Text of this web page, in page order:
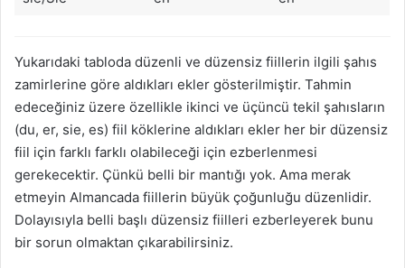
Yukarıdaki tabloda düzenli ve düzensiz fiillerin ilgili şahıs
zamirlerine göre aldıkları ekler gösterilmiştir. Tahmin
edeceğiniz üzere özellikle ikinci ve üçüncü tekil şahısların
(du, er, sie, es) fiil köklerine aldıkları ekler her bir düzensiz
fiil için farklı farklı olabileceği için ezberlenmesi
gerekecektir. Çünkü belli bir mantığı yok. Ama merak
etmeyin Almancada fiillerin büyük çoğunluğu düzenlidir.
Dolayısıyla belli başlı düzensiz fiilleri ezberleyerek bunu
bir sorun olmaktan çıkarabilirsiniz.